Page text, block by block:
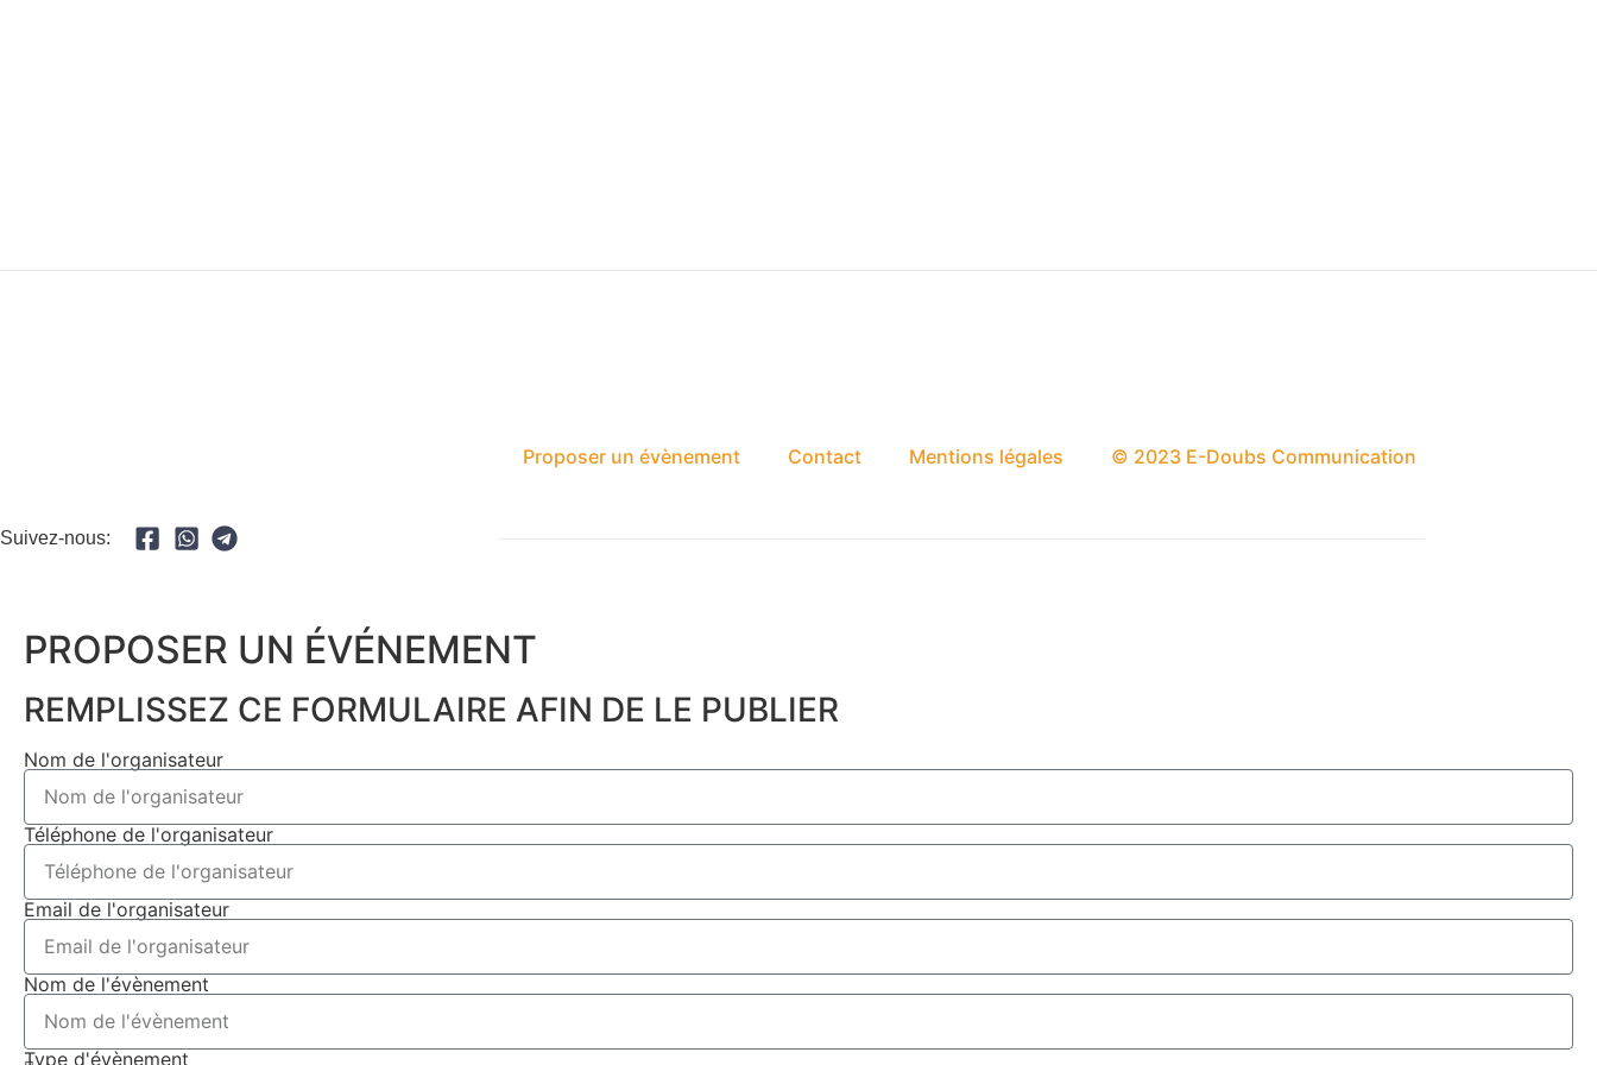
Proposer un évènement Contact Mentions légales © 2023 E-Doubs Communication
Suivez-nous:
PROPOSER UN ÉVÉNEMENT​
REMPLISSEZ CE FORMULAIRE AFIN DE LE PUBLIER
Nom de l'organisateur
Téléphone de l'organisateur
Email de l'organisateur
Nom de l'évènement
Type d'évènement